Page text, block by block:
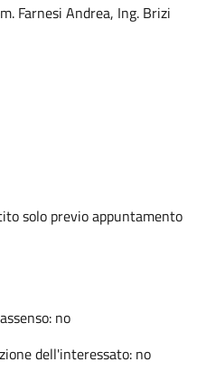
Farnesi Andrea, Ing. Brizi
solo previo appuntamento
no
dell'interessato: no